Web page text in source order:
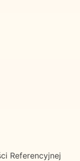
Referencyjnej